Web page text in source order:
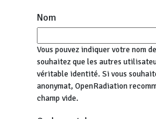
Nom
Vous pouvez indiquer votre nom
souhaitez que les autres
véritable identité. Si vous
anonymat, OpenRadiation
champ vide.